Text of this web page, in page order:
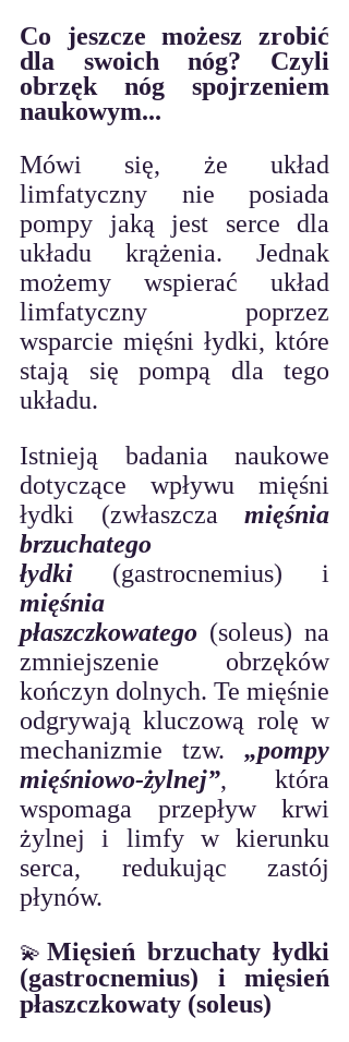
Co jeszcze możesz zrobić
dla swoich nóg? Czyli
obrzęk nóg spojrzeniem
naukowym...
Mówi się, że układ
limfatyczny nie posiada
pompy jaką jest serce dla
układu krążenia. Jednak
możemy wspierać układ
limfatyczny poprzez
wsparcie mięśni łydki, które
stają się pompą dla tego
układu.
Istnieją badania naukowe
dotyczące wpływu mięśni
łydki (zwłaszcza mięśnia
brzuchatego
łydki
mięśnia
płaszczkowatego (soleus) na
zmniejszenie obrzęków
kończyn dolnych. Te mięśnie
odgrywają kluczową rolę w
mechanizmie tzw. „pompy
mięśniowo-żylnej”, która
wspomaga przepływ krwi
żylnej i limfy w kierunku
serca, redukując zastój
płynów.
💫 Mięsień brzuchaty łydki
(gastrocnemius) i mięsień
płaszczkowaty (soleus)